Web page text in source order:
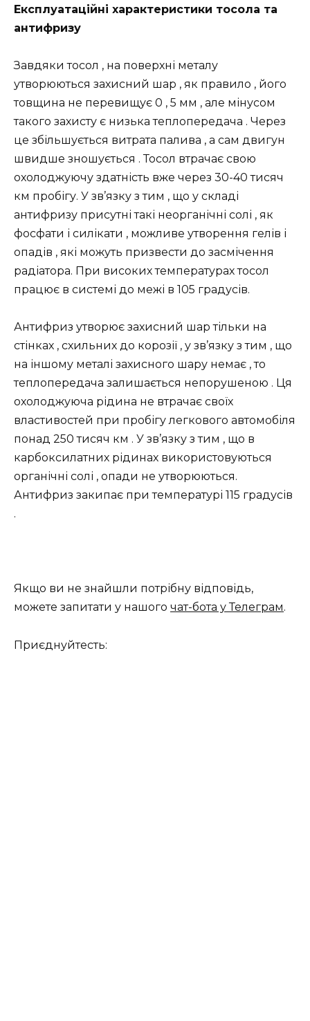
Експлуатаційні характеристики тосола та
антифризу
Завдяки тосол , на поверхні металу
утворюються захисний шар , як правило , його
товщина не перевищує 0 , 5 мм , але мінусом
такого захисту є низька теплопередача . Через
це збільшується витрата палива , а сам двигун
швидше зношується . Тосол втрачає свою
охолоджуючу здатність вже через 30-40 тисяч
км пробігу. У зв’язку з тим , що у складі
антифризу присутні такі неорганічні солі , як
фосфати і силікати , можливе утворення гелів і
опадів , які можуть призвести до засмічення
радіатора. При високих температурах тосол
працює в системі до межі в 105 градусів.
Антифриз утворює захисний шар тільки на
стінках , схильних до корозії , у зв’язку з тим , що
на іншому металі захисного шару немає , то
теплопередача залишається непорушеною . Ця
охолоджуюча рідина не втрачає своїх
властивостей при пробігу легкового автомобіля
понад 250 тисяч км . У зв’язку з тим , що в
карбоксилатних рідинах використовуються
органічні солі , опади не утворюються.
Антифриз закипає при температурі 115 градусів
.
Якщо ви не знайшли потрібну відповідь,
можете запитати у нашого чат-бота у Телеграм.
Приєднуйтесть: